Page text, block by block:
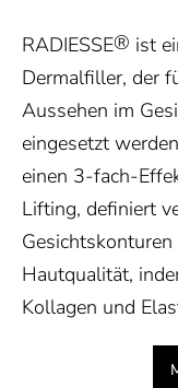
RADIESSE® ist
Dermalfiller, der
Aussehen im
eingesetzt
einen 3-fach-
Lifting, definiert
Hautqualität,
Kollagen und